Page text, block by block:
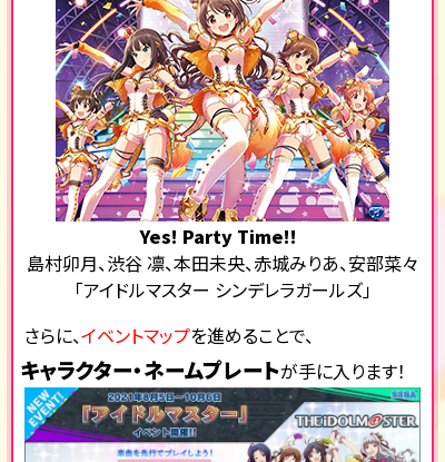
Yes! Party Time!!
島村卯月、渋谷 凛、本田未央、赤城みりあ、安部菜々
「アイドルマスター シンデレラガールズ」
さらに、イベントマップを進めることで、
キャラクター・ネームプレートが手に入ります！